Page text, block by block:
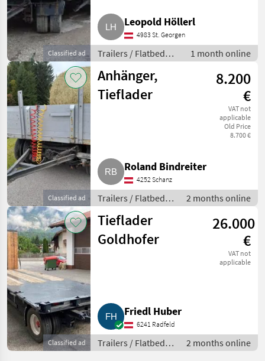
Classified ad
Leopold Höllerl
4983 St. Georgen
Trailers / Flatbed
trailers
1 month online
Classified ad
Anhänger,
Tieflader
8.200
€
VAT not
applicable
Old Price
8.700 €
Roland Bindreiter
4252 Schanz
Trailers / Flatbed
trailers
2 months online
Classified ad
Tieflader
Goldhofer
26.000
€
VAT not
applicable
Friedl Huber
6241 Radfeld
Trailers / Flatbed
trailers
2 months online